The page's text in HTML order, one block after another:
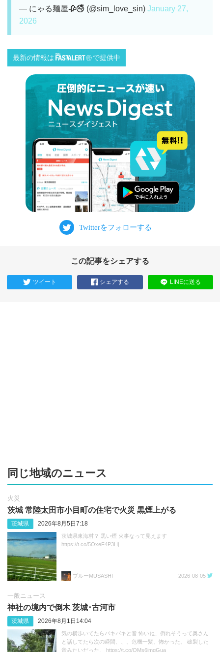
— にゃる麺屋🥀🚭 (@sim_love_sin) January 27,
2026
最新の情報は で提供中
この記事をシェアする
ツイート シェアする LINEに送る
同じ地域のニュース
火災
茨城 常陸太田市小目町の住宅で火災 黒煙上がる
茨城県 2026年8月5日7:18
茨城県東海村？ 黒い煙 火事なって見えます
https://t.co/5OxeF4P3Hj
ブルーMUSASHI 2026-08-05
一般ニュース
神社の境内で倒木 茨城･古河市
茨城県 2026年8月1日14:04
気の横歩いてたらバキバキと音 怖いね、倒れそうって奥さん
と話してたら次の瞬間、、、危機一髪、怖かった。 破裂した
音みたいだった、 https://t.co/QMs6imgGua